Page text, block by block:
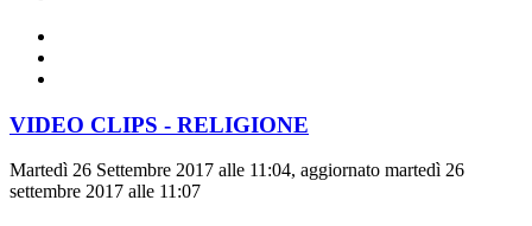
VIDEO CLIPS - RELIGIONE
Martedì 26 Settembre 2017 alle 11:04, aggiornato martedì 26
settembre 2017 alle 11:07